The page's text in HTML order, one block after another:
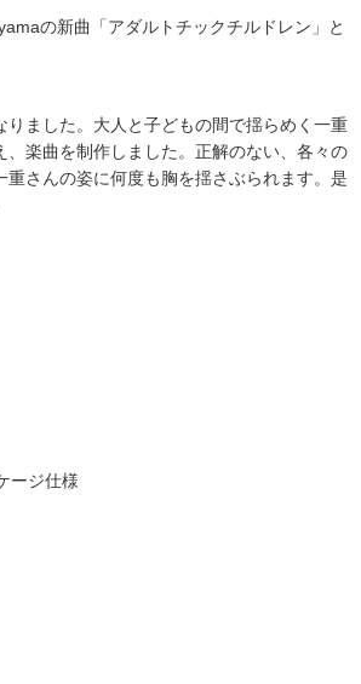
の新曲「アダルトチックチルドレン」と
ました。大人と子どもの間で揺らめく一重
楽曲を制作しました。正解のない、各々の
さんの姿に何度も胸を揺さぶられます。是
ージ仕様